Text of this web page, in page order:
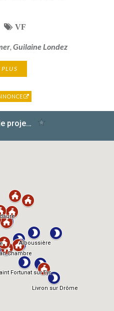
VF
, Guilaine Londez
PLUS